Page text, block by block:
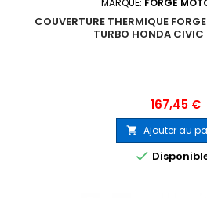
COUVERTURE THERMIQUE
TURBO HONDA
Prix
167,45 €
 Ajouter au
